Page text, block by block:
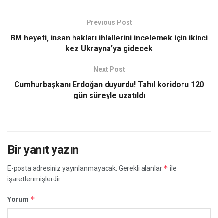
Previous Post
BM heyeti, insan hakları ihlallerini incelemek için ikinci
kez Ukrayna’ya gidecek
Next Post
Cumhurbaşkanı Erdoğan duyurdu! Tahıl koridoru 120
gün süreyle uzatıldı
Bir yanıt yazın
E-posta adresiniz yayınlanmayacak. Gerekli alanlar * ile
işaretlenmişlerdir
Yorum *